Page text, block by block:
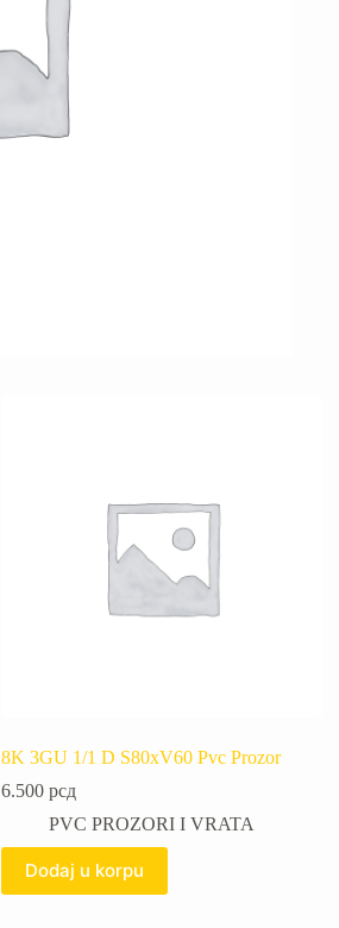
8K 3GU 1/1 D S80xV60 Pvc Prozor
6.500 рсд
PVC PROZORI I VRATA
Dodaj u korpu